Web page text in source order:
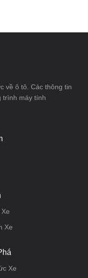
về ô tô. Các thông tin
trình máy tính
Xe
Xe